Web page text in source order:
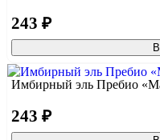
243 ₽
Имбирный эль Пребио
243 ₽